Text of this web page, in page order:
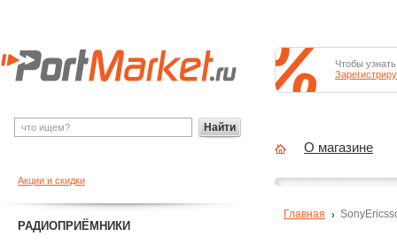
Главная
Акции и скидки
РАДИОПРИЁМНИКИ
Найти
Чтобы
О магазине